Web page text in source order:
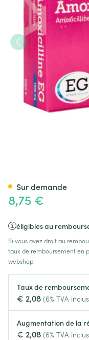
8,75 €
éligibles au
Si vous avez droit au
taux de remboursement en
webshop.
Taux de
€ 2,08 (6% TVA
Augmentation de la
€ 2,08 (6% TVA
Sur demande